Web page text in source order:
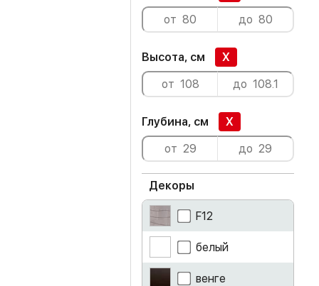
Высота, см X
Глубина, см X
Декоры
F12
белый
венге